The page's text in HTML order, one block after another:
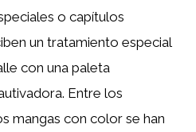
o capítulos
un tratamiento especial
con una paleta
Entre los
mangas con color se han